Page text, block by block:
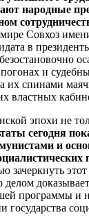
народные
Совхоз
в
и
их спинами
властных
эпохи не
сегодня
и
зачеркнуть
делом
программы и
государства